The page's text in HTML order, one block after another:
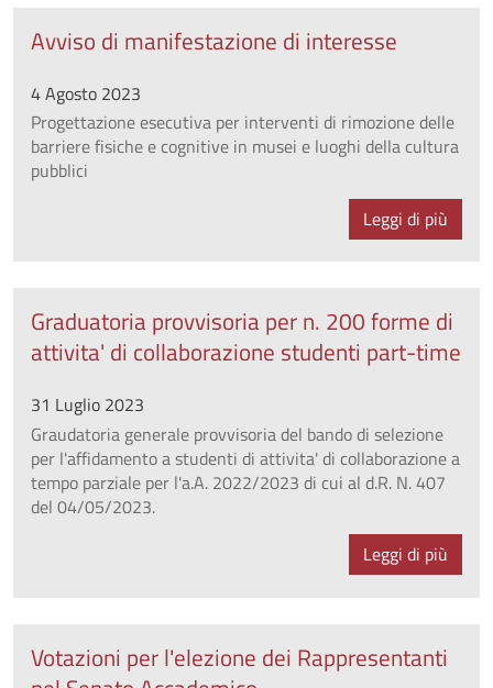
Avviso di manifestazione di interesse
4 Agosto 2023
Progettazione esecutiva per interventi di rimozione delle
barriere fisiche e cognitive in musei e luoghi della cultura
pubblici
Leggi di più
Graduatoria provvisoria per n. 200 forme di
attivita' di collaborazione studenti part-time
31 Luglio 2023
Graudatoria generale provvisoria del bando di selezione
per l'affidamento a studenti di attivita' di collaborazione a
tempo parziale per l'a.A. 2022/2023 di cui al d.R. N. 407
del 04/05/2023.
Leggi di più
Votazioni per l'elezione dei Rappresentanti